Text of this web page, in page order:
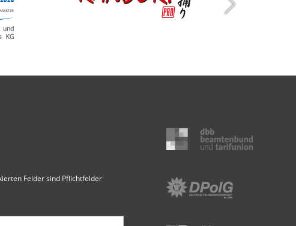
Felder sind Pflichtfelder